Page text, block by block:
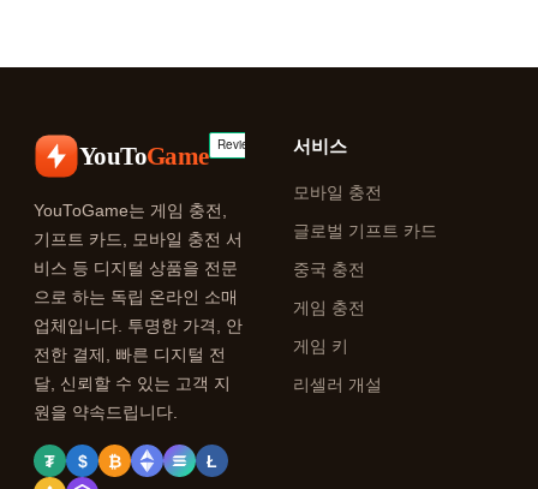
YouToGame
YouToGame는 게임 충전,
기프트 카드, 모바일 충전 서
비스 등 디지털 상품을 전문
으로 하는 독립 온라인 소매
업체입니다. 투명한 가격, 안
전한 결제, 빠른 디지털 전
달, 신뢰할 수 있는 고객 지
원을 약속드립니다.
₮ $ ₿ Ł
서비스
모바일 충전
글로벌 기프트 카드
중국 충전
게임 충전
게임 키
리셀러 개설